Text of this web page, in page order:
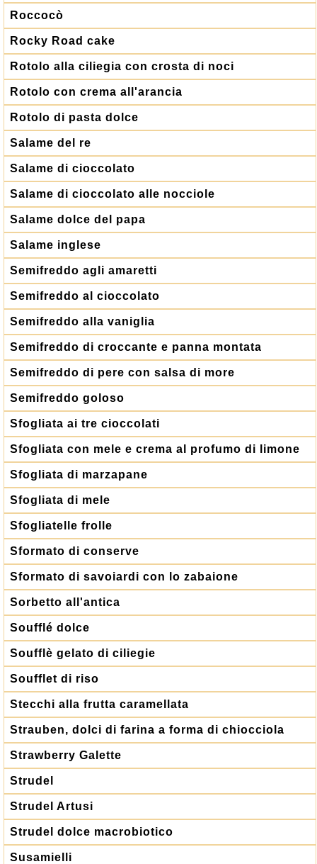
Roccocò
Rocky Road cake
Rotolo alla ciliegia con crosta di noci
Rotolo con crema all'arancia
Rotolo di pasta dolce
Salame del re
Salame di cioccolato
Salame di cioccolato alle nocciole
Salame dolce del papa
Salame inglese
Semifreddo agli amaretti
Semifreddo al cioccolato
Semifreddo alla vaniglia
Semifreddo di croccante e panna montata
Semifreddo di pere con salsa di more
Semifreddo goloso
Sfogliata ai tre cioccolati
Sfogliata con mele e crema al profumo di limone
Sfogliata di marzapane
Sfogliata di mele
Sfogliatelle frolle
Sformato di conserve
Sformato di savoiardi con lo zabaione
Sorbetto all'antica
Soufflé dolce
Soufflè gelato di ciliegie
Soufflet di riso
Stecchi alla frutta caramellata
Strauben, dolci di farina a forma di chiocciola
Strawberry Galette
Strudel
Strudel Artusi
Strudel dolce macrobiotico
Susamielli